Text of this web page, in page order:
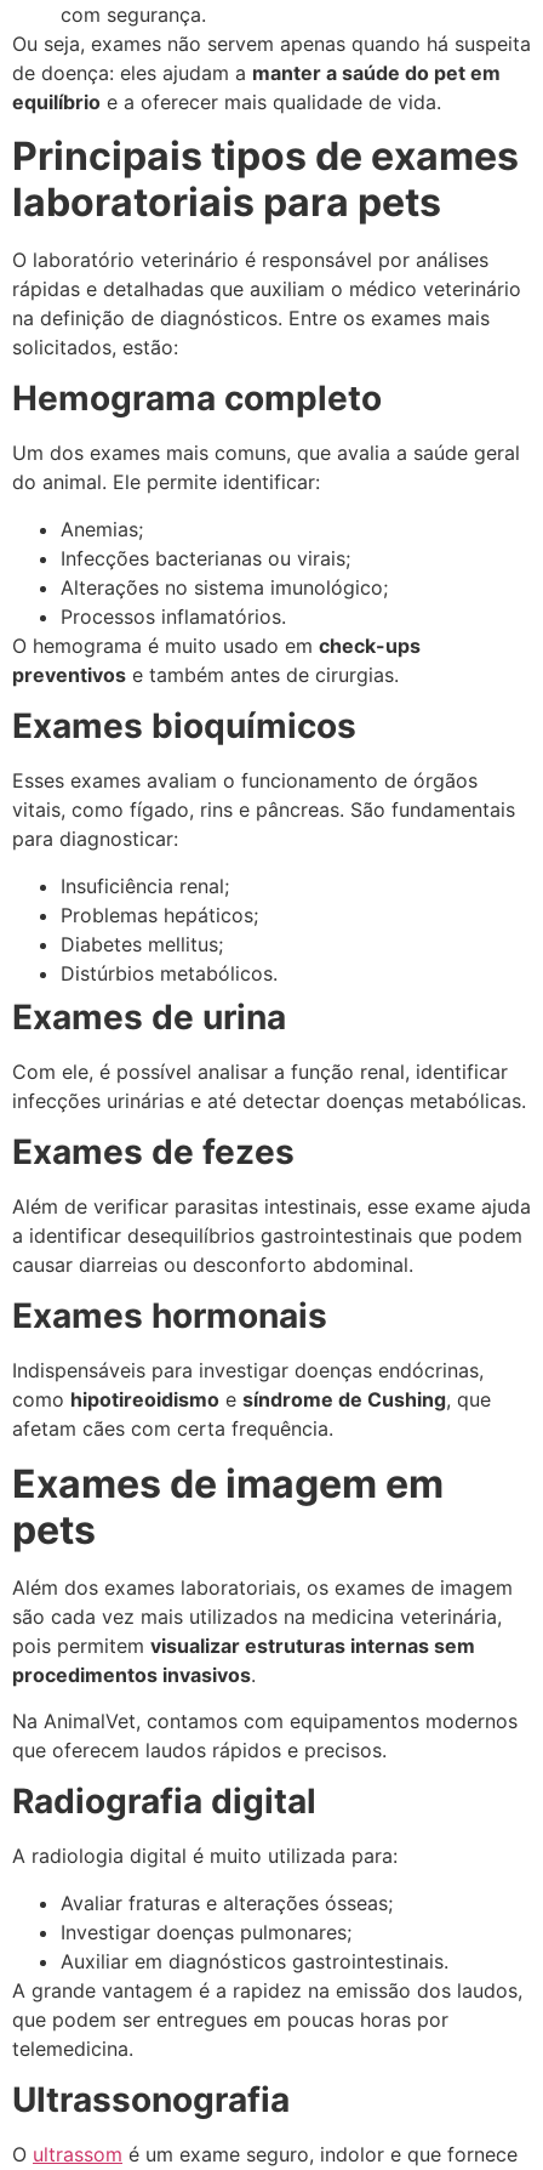
com segurança.
Ou seja, exames não servem apenas quando há suspeita
de doença: eles ajudam a manter a saúde do pet em
equilíbrio e a oferecer mais qualidade de vida.
Principais tipos de exames
laboratoriais para pets
O laboratório veterinário é responsável por análises
rápidas e detalhadas que auxiliam o médico veterinário
na definição de diagnósticos. Entre os exames mais
solicitados, estão:
Hemograma completo
Um dos exames mais comuns, que avalia a saúde geral
do animal. Ele permite identificar:
Anemias;
Infecções bacterianas ou virais;
Alterações no sistema imunológico;
Processos inflamatórios.
O hemograma é muito usado em check-ups
preventivos e também antes de cirurgias.
Exames bioquímicos
Esses exames avaliam o funcionamento de órgãos
vitais, como fígado, rins e pâncreas. São fundamentais
para diagnosticar:
Insuficiência renal;
Problemas hepáticos;
Diabetes mellitus;
Distúrbios metabólicos.
Exames de urina
Com ele, é possível analisar a função renal, identificar
infecções urinárias e até detectar doenças metabólicas.
Exames de fezes
Além de verificar parasitas intestinais, esse exame ajuda
a identificar desequilíbrios gastrointestinais que podem
causar diarreias ou desconforto abdominal.
Exames hormonais
Indispensáveis para investigar doenças endócrinas,
como hipotireoidismo e síndrome de Cushing, que
afetam cães com certa frequência.
Exames de imagem em
pets
Além dos exames laboratoriais, os exames de imagem
são cada vez mais utilizados na medicina veterinária,
pois permitem visualizar estruturas internas sem
procedimentos invasivos.
Na AnimalVet, contamos com equipamentos modernos
que oferecem laudos rápidos e precisos.
Radiografia digital
A radiologia digital é muito utilizada para:
Avaliar fraturas e alterações ósseas;
Investigar doenças pulmonares;
Auxiliar em diagnósticos gastrointestinais.
A grande vantagem é a rapidez na emissão dos laudos,
que podem ser entregues em poucas horas por
telemedicina.
Ultrassonografia
O ultrassom é um exame seguro, indolor e que fornece